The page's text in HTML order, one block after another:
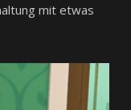
mit etwas